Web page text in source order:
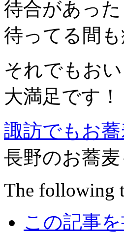
待合があった
待ってる間
それでもお
大満足です！
諏訪でもお
長野のお蕎
The following
この記事